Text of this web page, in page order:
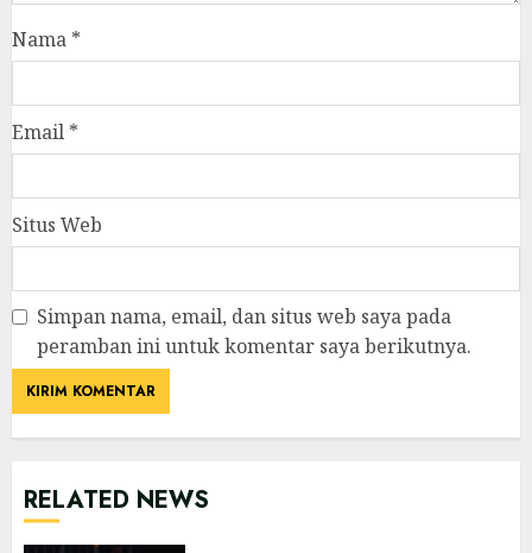
Nama *
Email *
Situs Web
Simpan nama, email, dan situs web saya pada
peramban ini untuk komentar saya berikutnya.
RELATED NEWS